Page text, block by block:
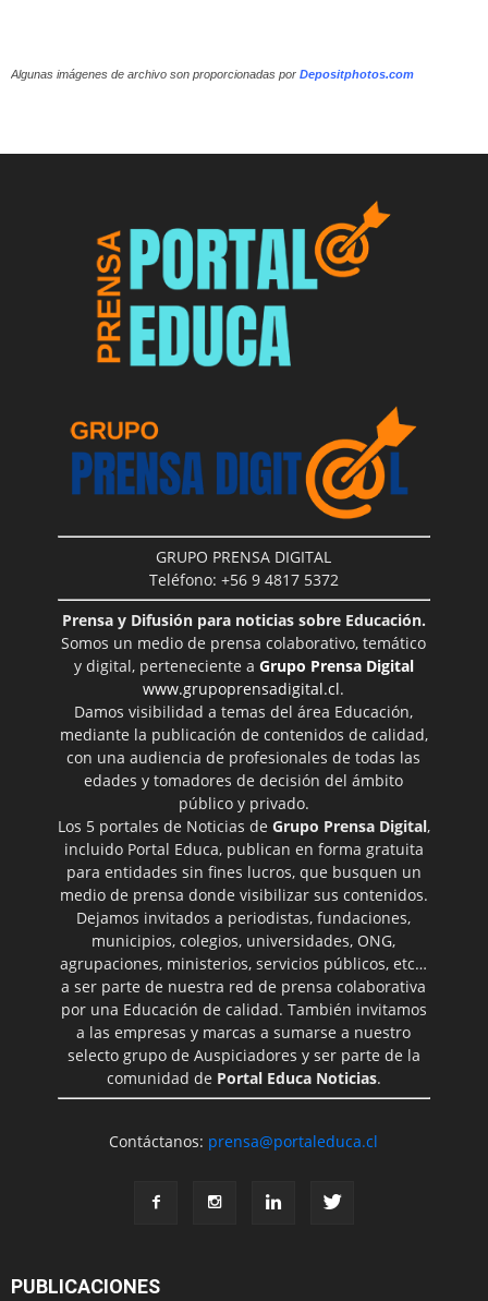
Algunas imágenes de archivo son proporcionadas por Depositphotos.com
GRUPO PRENSA DIGITAL
Teléfono: +56 9 4817 5372
Prensa y Difusión para noticias sobre Educación.
Somos un medio de prensa colaborativo, temático
y digital, perteneciente a Grupo Prensa Digital
www.grupoprensadigital.cl.
Damos visibilidad a temas del área Educación,
mediante la publicación de contenidos de calidad,
con una audiencia de profesionales de todas las
edades y tomadores de decisión del ámbito
público y privado.
Los 5 portales de Noticias de Grupo Prensa Digital,
incluido Portal Educa, publican en forma gratuita
para entidades sin fines lucros, que busquen un
medio de prensa donde visibilizar sus contenidos.
Dejamos invitados a periodistas, fundaciones,
municipios, colegios, universidades, ONG,
agrupaciones, ministerios, servicios públicos, etc…
a ser parte de nuestra red de prensa colaborativa
por una Educación de calidad. También invitamos
a las empresas y marcas a sumarse a nuestro
selecto grupo de Auspiciadores y ser parte de la
comunidad de Portal Educa Noticias.
Contáctanos: prensa@portaleduca.cl
PUBLICACIONES